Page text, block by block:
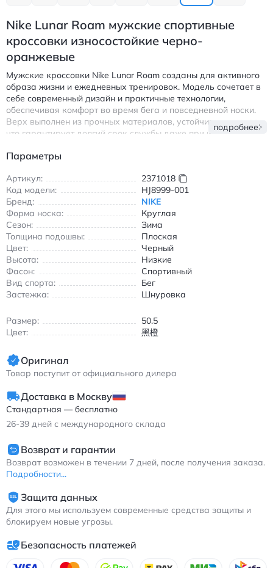
Nike Lunar Roam мужские спортивные
кроссовки износостойкие черно-
оранжевые
Мужские кроссовки Nike Lunar Roam созданы для активного
образа жизни и ежедневных тренировок. Модель сочетает в
себе современный дизайн и практичные технологии,
обеспечивая комфорт во время бега и повседневной носки.
Верх выполнен из прочных материалов, устойчивых к износу,
что гарантирует долгий срок службы даже при интенсивной
Особенности модели:
Дышащая подкладка для оптимальной циркуляции
воздуха
Амортизирующая подошва с противоскользящим
протектором
Круглый носок и классическая шнуровка для надежной
Универсальный черно-оранжевый дизайн, подходящий
под любой спортивный образ
Кроссовки подходят для всех сезонов благодаря
воздействий. Легкая конструкция и анатомическая стелька
обеспечивают естественную амортизацию при каждом шаге,
снижая нагрузку на суставы. Модель идеально вписывается
в гардероб для утренних пробежек, походов в спортзал или
casual-луков в городской среде.
износостойкие черно-оранжевые
подробнее
Параметры
Артикул:
2371018
Код модели:
HJ8999-001
Бренд:
NIKE
Форма носка:
Круглая
Сезон:
Зима
Толщина подошвы:
Плоская
Цвет:
Черный
Высота:
Низкие
Фасон:
Спортивный
Вид спорта:
Бег
Застежка:
Шнуровка
Размер:
50.5
Цвет:
黑橙
Оригинал
Товар поступит от официального дилера
Доставка в Москву
Стандартная — бесплатно
26-39 дней с международного склада
Возврат и гарантии
Возврат возможен в течении 7 дней, после получения заказа.
Подробности...
Защита данных
Для этого мы используем современные средства защиты и
блокируем новые угрозы.
Безопасность платежей